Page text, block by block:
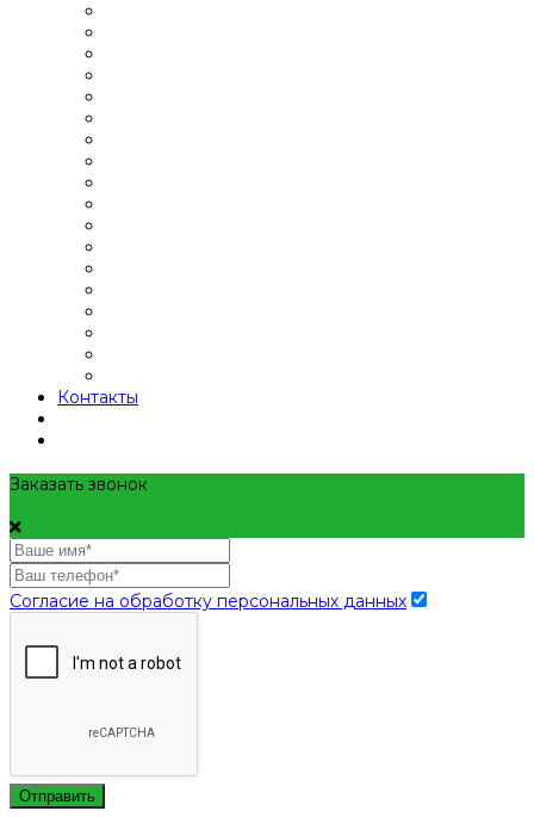
Контакты
Заказать звонок
Согласие на обработку персональных данных
Отправить